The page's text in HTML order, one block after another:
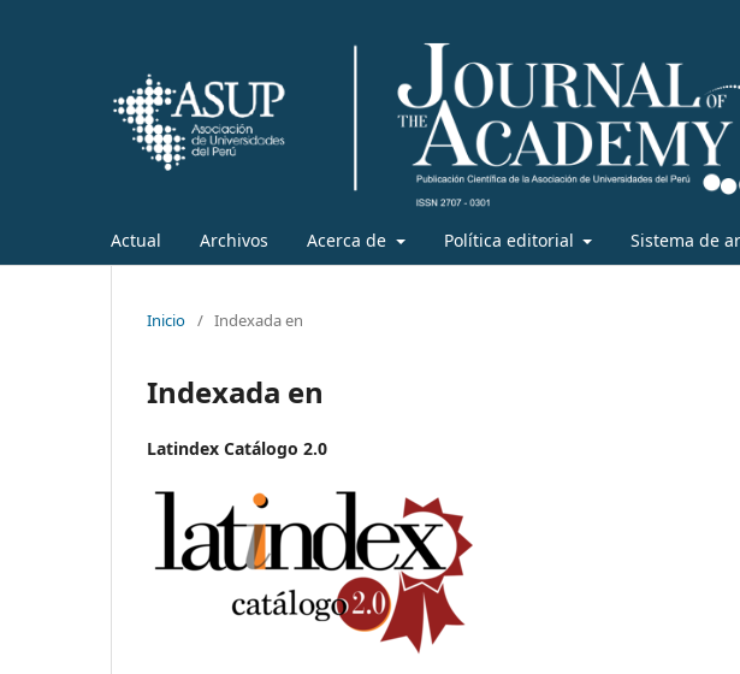
Actual Archivos Acerca de Política editorial Sistema de
Inicio / Indexada en
Indexada en
Latindex Catálogo 2.0